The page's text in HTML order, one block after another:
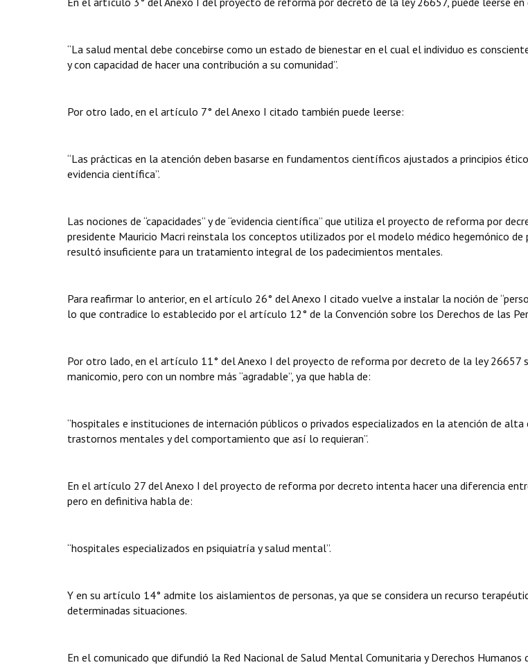
“La salud mental debe concebirse como un estado de bienestar en el cual el individuo es
y con capacidad de hacer una contribución a su comunidad”.
Por otro lado, en el artículo 7° del Anexo I citado también puede leerse:
“Las prácticas en la atención deben basarse en fundamentos científicos ajustados a principios
evidencia científica”.
Las nociones de “capacidades” y de “evidencia científica” que utiliza el proyecto de reforma por
presidente Mauricio Macri reinstala los conceptos utilizados por el modelo médico hegemónico de
resultó insuficiente para un tratamiento integral de los padecimientos mentales.
Para reafirmar lo anterior, en el artículo 26° del Anexo I citado vuelve a instalar la noción de
lo que contradice lo establecido por el artículo 12° de la Convención sobre los Derechos de las
Por otro lado, en el artículo 11° del Anexo I del proyecto de reforma por decreto de la ley 26657
manicomio, pero con un nombre más “agradable”, ya que habla de:
“hospitales e instituciones de internación públicos o privados especializados en la atención de
trastornos mentales y del comportamiento que así lo requieran”.
En el artículo 27 del Anexo I del proyecto de reforma por decreto intenta hacer una diferencia
pero en definitiva habla de:
“hospitales especializados en psiquiatría y salud mental”.
Y en su artículo 14° admite los aislamientos de personas, ya que se considera un recurso
determinadas situaciones.
En el comunicado que difundió la Red Nacional de Salud Mental Comunitaria y Derechos Humanos